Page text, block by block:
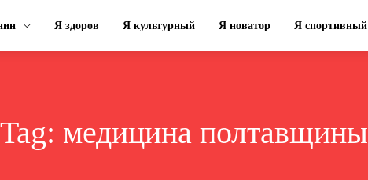
Я здоров Я культурный Я новатор Я спортивный
Tag: медицина полтавщины